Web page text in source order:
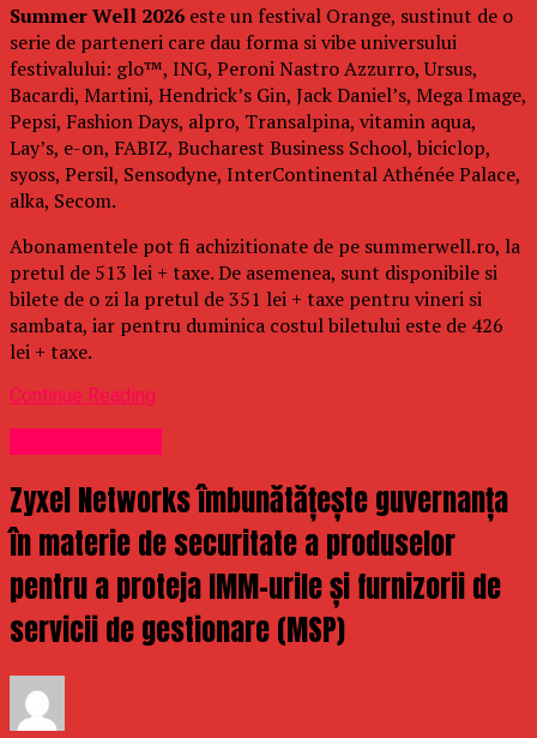
Summer Well 2026 este un festival Orange, sustinut de o
serie de parteneri care dau forma si vibe universului
festivalului: glo™, ING, Peroni Nastro Azzurro, Ursus,
Bacardi, Martini, Hendrick’s Gin, Jack Daniel’s, Mega Image,
Pepsi, Fashion Days, alpro, Transalpina, vitamin aqua,
Lay’s, e-on, FABIZ, Bucharest Business School, biciclop,
syoss, Persil, Sensodyne, InterContinental Athénée Palace,
alka, Secom.
Abonamentele pot fi achizitionate de pe summerwell.ro, la
pretul de 513 lei + taxe. De asemenea, sunt disponibile si
bilete de o zi la pretul de 351 lei + taxe pentru vineri si
sambata, iar pentru duminica costul biletului este de 426
lei + taxe.
Continue Reading
Zyxel Networks îmbunătățește guvernanța
în materie de securitate a produselor
pentru a proteja IMM-urile și furnizorii de
servicii de gestionare (MSP)